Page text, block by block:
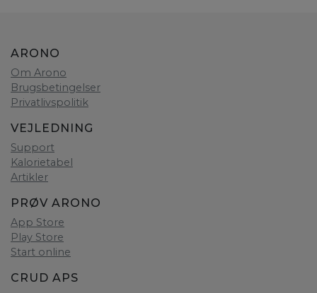
ARONO
Om Arono
Brugsbetingelser
Privatlivspolitik
VEJLEDNING
Support
Kalorietabel
Artikler
PRØV ARONO
App Store
Play Store
Start online
CRUD APS